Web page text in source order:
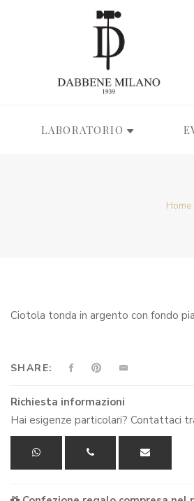
LABORATORIO
Home
Ciotola tonda in argento con fondo
SHARE:
Richiesta informazioni
Hai esigenze particolari? Contattaci